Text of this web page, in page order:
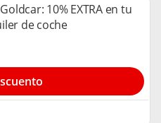
10% EXTRA en tu
de coche